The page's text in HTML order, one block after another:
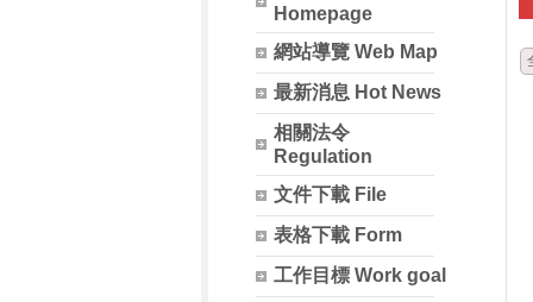
Homepage
網站導覽 Web Map
最新消息 Hot News
相關法令
Regulation
文件下載 File
表格下載 Form
工作目標 Work goal